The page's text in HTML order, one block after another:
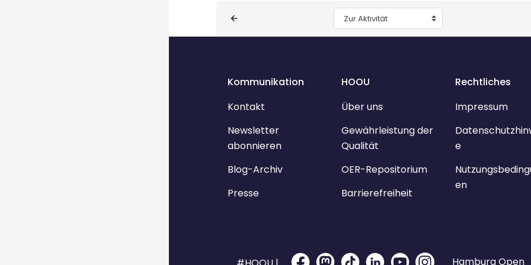
Blöcke Zur Aktivität
Kommunikation
Kontakt
Newsletter
abonnieren
Blog-Archiv
Presse
HOOU
Über uns
Gewährleistung der
Qualität
OER-Repositorium
Barrierefreiheit
Rechtliches
Impressum
e
en
Hamburg Open